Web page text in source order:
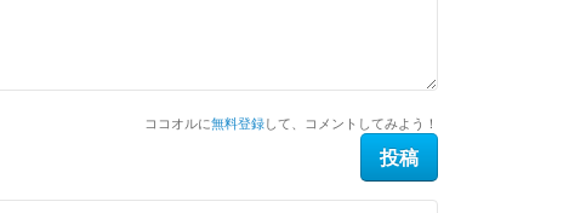
ココオルに無料登録して、コメントしてみよう！